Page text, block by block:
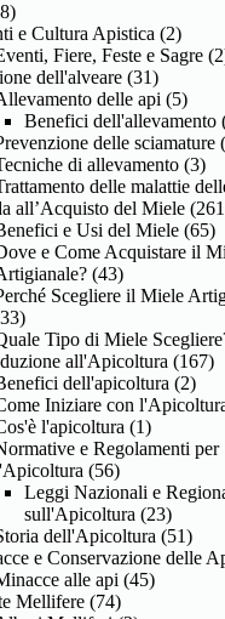
e Cultura Apistica (2)
Fiere, Feste e Sagre
dell'alveare (31)
delle api (5)
Benefici dell'allevamento
delle sciamature
di allevamento (3)
delle malattie
all’Acquisto del Miele
e Usi del Miele (65)
e Come Acquistare il
(43)
Scegliere il Miele
Tipo di Miele
all'Apicoltura (167)
dell'apicoltura (2)
Iniziare con
l'apicoltura (1)
e Regolamenti per
(56)
Leggi Nazionali e
sull'Apicoltura (23)
dell'Apicoltura (51)
e Conservazione delle
alle api (45)
Mellifere (74)